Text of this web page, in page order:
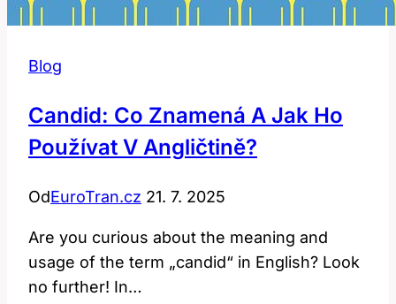
Blog
Candid: Co Znamená A Jak Ho
Používat V Angličtině?
OdEuroTran.cz 21. 7. 2025
Are you curious about the meaning and
usage of the term „candid“ in English? Look
no further! In…